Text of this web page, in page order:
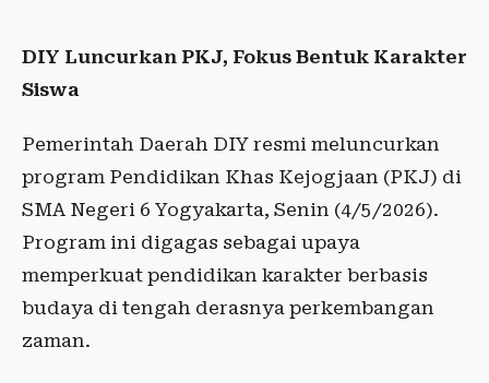
DIY Luncurkan PKJ, Fokus Bentuk Karakter
Siswa
Pemerintah Daerah DIY resmi meluncurkan
program Pendidikan Khas Kejogjaan (PKJ) di
SMA Negeri 6 Yogyakarta, Senin (4/5/2026).
Program ini digagas sebagai upaya
memperkuat pendidikan karakter berbasis
budaya di tengah derasnya perkembangan
zaman.